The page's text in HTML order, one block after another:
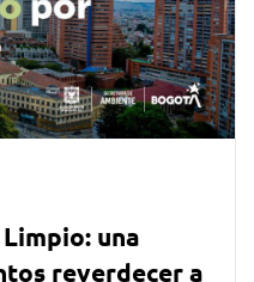
una
reverdecer a